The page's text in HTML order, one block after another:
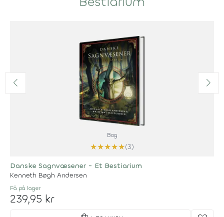
Bog
★★★★★(3)
Danske Sagnvæsener - Et Bestiarium
Kenneth Bøgh Andersen
Få på lager
239,95 kr